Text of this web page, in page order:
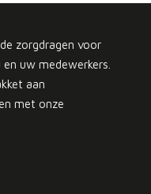
zorgdragen voor
uw medewerkers.
aan
met onze